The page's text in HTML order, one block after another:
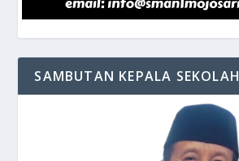
SAMBUTAN KEPALA SEKOLAH